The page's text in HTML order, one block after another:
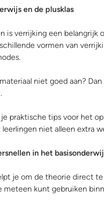
en de plusklas
is verrijking een belangrijk
vormen van
niet goed aan?
je praktische tips voor het
niet alleen extra
in het
je om de theorie direct
meteen kunt gebruiken